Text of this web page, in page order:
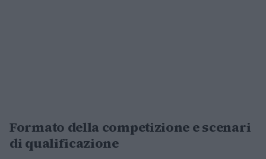
Formato della competizione e scenari
di qualificazione